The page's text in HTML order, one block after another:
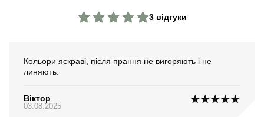
3 відгуки
Кольори яскраві, після прання не вигоряють і не
линяють.
Віктор
03.08.2025